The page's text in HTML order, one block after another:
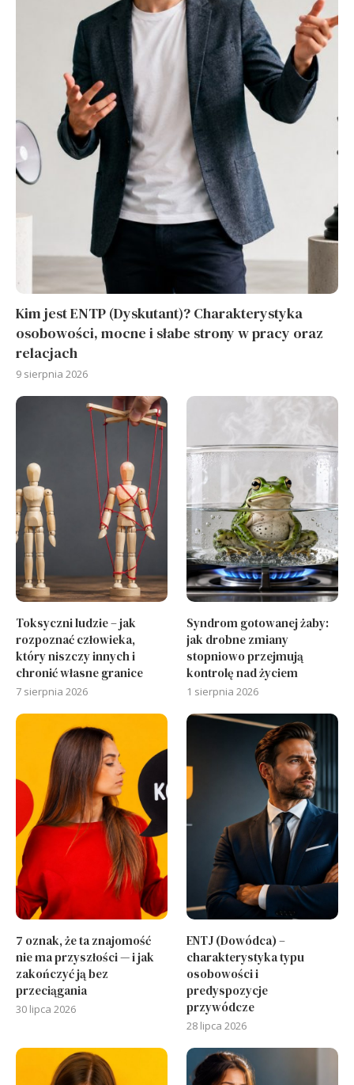
Kim jest ENTP (Dyskutant)? Charakterystyka
osobowości, mocne i słabe strony w pracy oraz
relacjach
9 sierpnia 2026
Toksyczni ludzie – jak
rozpoznać człowieka,
który niszczy innych i
chronić własne granice
7 sierpnia 2026
Syndrom gotowanej żaby:
jak drobne zmiany
stopniowo przejmują
kontrolę nad życiem
1 sierpnia 2026
7 oznak, że ta znajomość
nie ma przyszłości — i jak
zakończyć ją bez
przeciągania
30 lipca 2026
ENTJ (Dowódca) –
charakterystyka typu
osobowości i
predyspozycje
przywódcze
28 lipca 2026